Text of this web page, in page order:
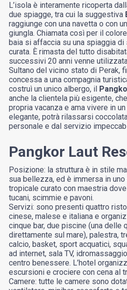
L’isola è interamente ricoperta
due spiagge, tra cui la suggestiva
raggiunge con una navetta o con
giungla. Chiamata così per il
baia si affaccia su una spiaggia di
curata. È rimasta del tutto
successivi 20 anni venne
Sultano del vicino stato di Perak,
concessa a una compagnia
costruì un unico albergo, il
anche la clientela più esigente,
propria vacanza e ama vivere in
elegante, potrà rilassarsi
personale e dal servizio
Pangkor Laut
Posizione: la struttura è in stile
sua bellezza, ed è immersa in
tropicale curato con maestria
tucani, scimmie e pavoni.
Servizi: sono presenti quattro
cinese, malese e italiana e
cinque bar, due piscine (una delle
direttamente sul mare), palestra,
calcio, basket, sport acquatici,
ad internet, sala TV,
centro benessere. L’hotel
escursioni e crociere con cena al
Camere: tutte le camere sono